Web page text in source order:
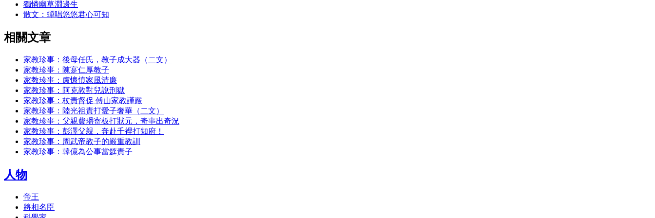
獨憐幽草澗邊生
散文：蟬唱悠悠君心可知
相關文章
家教珍事：後母任氏，教子成大器（二文）
家教珍事：陳寔仁厚教子
家教珍事：盧懷慎家風清廉
家教珍事：阿克敦對兒說刑獄
家教珍事：杖責督促 傅山家教謹嚴
家教珍事：陸光祖責打愛子奢華（二文）
家教珍事：父親費璠寄板打狀元，奇事出奇況
家教珍事：彭澤父親，奔赴千裡打知府！
家教珍事：周武帝教子的嚴重教訓
家教珍事：韓億為公事當筵責子
人物
帝王
將相名臣